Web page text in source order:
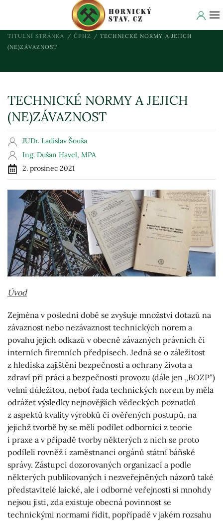
TITULNÍ STRÁNKA ČPHZ
TECHNICKÉ NORMY A JEJICH
(NE)ZÁVAZNOST
TECHNICKÉ NORMY A JEJICH
(NE)ZÁVAZNOST
JUDr. Ladislav Šouša
Ing. Dušan Havel, MPA
2. prosinec 2021
Úvod
Zejména v poslední době se zvyšuje množství dotazů na
závaznost nebo nezávaznost technických norem a
povahu jejich odkazů v obecně závazných právních či
interních firemních předpisech. Jedná se o záležitost
z hlediska zajištění bezpečnosti a ochrany života a
zdraví při práci a bezpečnosti provozu (dále jen „BOZP“)
velmi důležitou, neboť řada technických norem by měla
odrážet výsledky nejnovějších vědeckých poznatků
z aspektů kvality výrobků či ověřených postupů, na
jejichž tvorbě by se měli podílet odborníci z teorie
i praxe a v případě tvorby některých z nich se proto
podíleli rovněž i zaměstnanci orgánů státní báňské
správy. Zástupci dozorovaných organizací a podle
některých publikovaných i nezveřejněných názorů také
představitelé laické, ale i odborné veřejnosti si mnohdy
nejsou jisti, zda existuje obecná povinnost se
technickými normami řídit, popřípadě v jakém rozsahu